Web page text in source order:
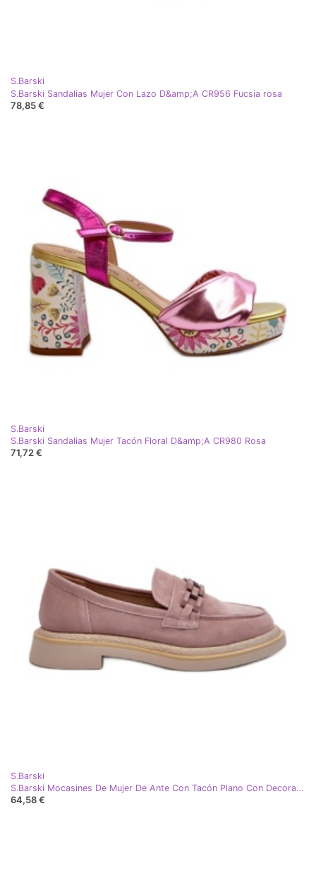
S.Barski
S.Barski Sandalias Mujer Con Lazo D&amp;A CR956 Fucsia rosa
78,85 €
S.Barski
S.Barski Sandalias Mujer Tacón Floral D&amp;A CR980 Rosa
71,72 €
S.Barski
S.Barski Mocasines De Mujer De Ante Con Tacón Plano Con Decoración D&amp;A TW101 Dirty Pink rosa
64,58 €